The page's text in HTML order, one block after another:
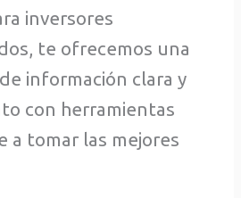
inversores
te ofrecemos una
información clara y
con herramientas
a tomar las mejores